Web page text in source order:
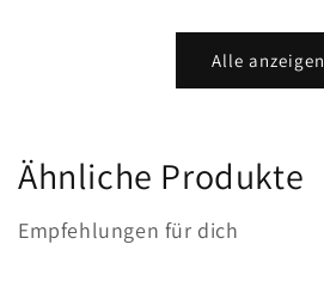
Alle anzeigen
Ähnliche Produkte
Empfehlungen für dich